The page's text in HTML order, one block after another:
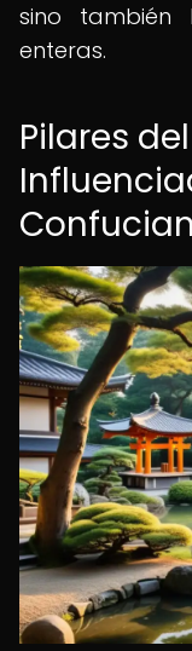
sino también
enteras.
Pilares